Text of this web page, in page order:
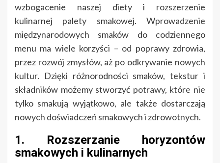
wzbogacenie naszej diety i rozszerzenie
kulinarnej palety smakowej. Wprowadzenie
międzynarodowych smaków do codziennego
menu ma wiele korzyści – od poprawy zdrowia,
przez rozwój zmysłów, aż po odkrywanie nowych
kultur. Dzięki różnorodności smaków, tekstur i
składników możemy stworzyć potrawy, które nie
tylko smakują wyjątkowo, ale także dostarczają
nowych doświadczeń smakowych i zdrowotnych.
1. Rozszerzanie horyzontów
smakowych i kulinarnych